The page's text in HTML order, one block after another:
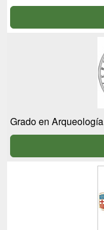
Grado en Arqueología